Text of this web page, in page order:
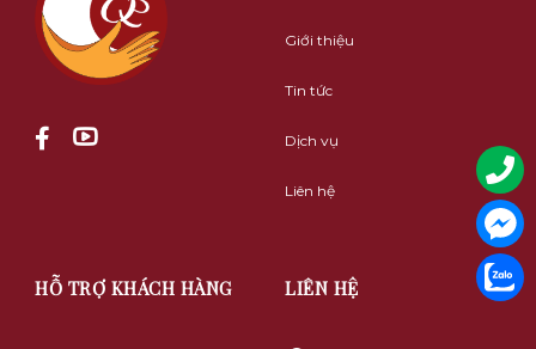
Giới thiệu
Tin tức
Dịch vụ
Liên hệ
HỖ TRỢ KHÁCH HÀNG LIÊN HỆ